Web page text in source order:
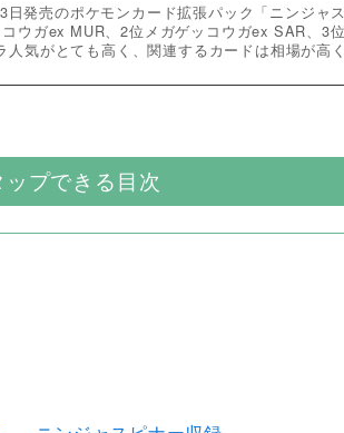
発売のポケモンカード拡張パック「ニンジャ
ウガex MUR、2位メガゲッコウガex SAR、3
気がとても高く、関連するカードは相場が高
ップできる目次